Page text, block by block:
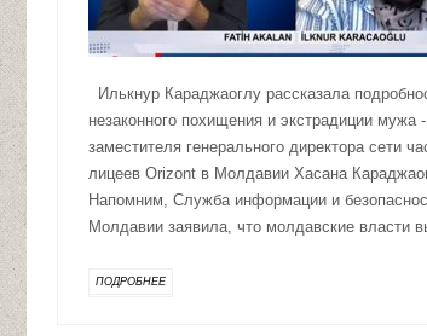
Илькнур Караджаоглу рассказала
незаконного похищения и экстрадиции мужа -
заместителя генерального директора сети
лицеев Orizont в Молдавии Хасана
Напомним, Служба информации и
Молдавии заявила, что молдавские власти
ПОДРОБНЕЕ